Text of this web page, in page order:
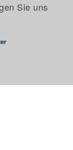
Sie uns